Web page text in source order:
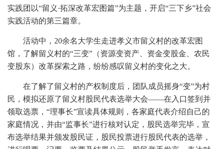
实践团以“留义·拓深改革宏图篇”为主题，开启“三下乡”社会
实践活动的第三篇章。
活动中，20余名大学生走进孝义市留义村的改革宏图
馆，了解留义村的“三变”（资源变资产、资金变股金、农民
变股东）改革探索之路，纷纷感叹留义村的变化之大。
在了解了留义村的产权制度后，团队成员摇身“变”为村
民，模拟还原了留义村股民代表选举大会——在入口签到并
领取选票，“理事长”宣读具体规则，各家庭代表介绍自己的
家庭情况，并由“监事长”进行核对认定，股民选举完毕，宣
布选举结果并颁发股民证，股民投票进行股民代表的选举，